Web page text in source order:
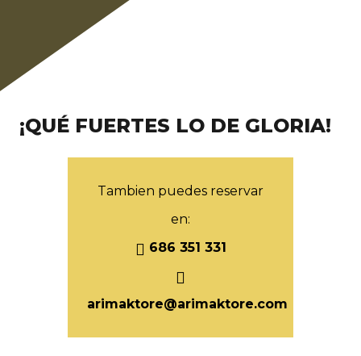
¡QUÉ FUERTES LO DE GLORIA!
Tambien puedes reservar
en:
686 351 331
arimaktore@arimaktore.com